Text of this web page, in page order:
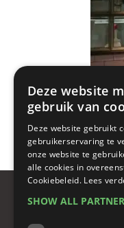
<
Deze website
gebruik van
Deze website gebruikt
gebruikerservaring te
onze website te
alle cookies in
Cookiebeleid. Lees
SHOW ALL